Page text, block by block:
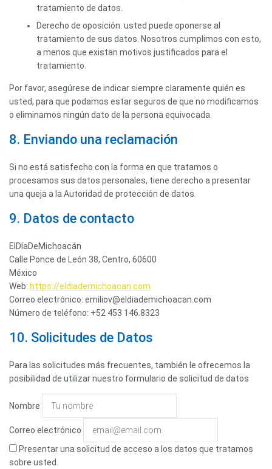
tratamiento de datos.
Derecho de oposición: usted puede oponerse al
tratamiento de sus datos. Nosotros cumplimos con esto,
a menos que existan motivos justificados para el
tratamiento.
Por favor, asegúrese de indicar siempre claramente quién es
usted, para que podamos estar seguros de que no modificamos
o eliminamos ningún dato de la persona equivocada.
8. Enviando una reclamación
Si no está satisfecho con la forma en que tratamos o
procesamos sus datos personales, tiene derecho a presentar
una queja a la Autoridad de protección de datos.
9. Datos de contacto
ElDíaDeMichoacán
Calle Ponce de León 38, Centro, 60600
México
Web: https://eldiademichoacan.com
Correo electrónico: emiliov@eldiademichoacan.com
Número de teléfono: +52 453 146.8323
10. Solicitudes de Datos
Para las solicitudes más frecuentes, también le ofrecemos la
posibilidad de utilizar nuestro formulario de solicitud de datos
Nombre
Correo electrónico
Presentar una solicitud de acceso a los datos que tratamos
sobre usted.